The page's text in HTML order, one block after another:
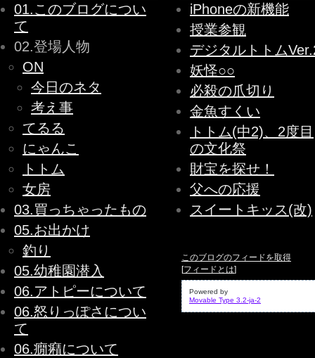
01.このブログについ
て
02.登場人物
ON
今日のネタ
考え事
てるる
にゃんこ
トトム
女房
03.買っちゃったもの
05.お出かけ
釣り
05.幼稚園潜入
06.アトピーについて
06.怒りっぽさについ
て
06.癇癪について
iPhoneの新機能
授業参観
デジタルトトム
妖怪○○
必殺の爪切り
金魚すくい
トトム(中2)、2度目
の文化祭
財宝を探せ！
父への応援
スイートキッス(改)
このブログのフィードを取得
[フィードとは]
Powered by
Movable Type 3.2-ja-2